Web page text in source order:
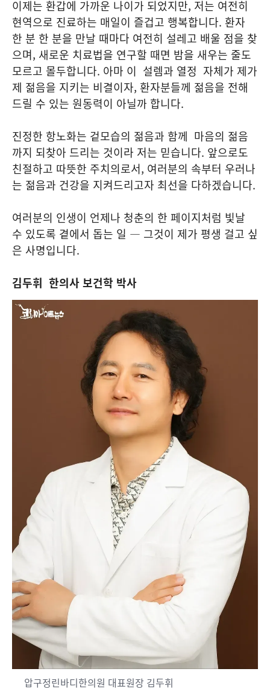
이제는 환갑에 가까운 나이가 되었지만, 저는 여전히
현역으로 진료하는 매일이 즐겁고 행복합니다. 환자
한 분 한 분을 만날 때마다 여전히 설레고 배울 점을 찾
으며, 새로운 치료법을 연구할 때면 밤을 새우는 줄도
모르고 몰두합니다. 아마 이 설렘과 열정 자체가 제가
제 젊음을 지키는 비결이자, 환자분들께 젊음을 전해
드릴 수 있는 원동력이 아닐까 합니다.
진정한 항노화는 겉모습의 젊음과 함께 마음의 젊음
까지 되찾아 드리는 것이라 저는 믿습니다. 앞으로도
친절하고 따뜻한 주치의로서, 여러분의 속부터 우러나
는 젊음과 건강을 지켜드리고자 최선을 다하겠습니다.
여러분의 인생이 언제나 청춘의 한 페이지처럼 빛날
수 있도록 곁에서 돕는 일 — 그것이 제가 평생 걸고 싶
은 사명입니다.
김두휘 한의사 보건학 박사
압구정린바디한의원 대표원장 김두휘